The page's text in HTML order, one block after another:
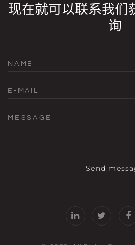
现在就可以联系我们
询
NAME
E-MAIL
MESSAGE
Send